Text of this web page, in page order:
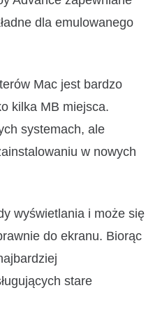
dla emulowanego
Mac jest bardzo
kilka MB miejsca.
systemach, ale
w nowych
wyświetlania i może się
do ekranu. Biorąc
stare